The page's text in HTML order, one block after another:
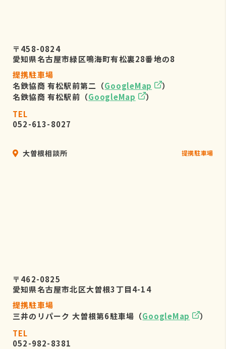
〒458-0824
愛知県名古屋市緑区鳴海町有松裏28番地の8
提携駐車場
名鉄協商 有松駅前第二（GoogleMap
）
名鉄協商 有松駅前（GoogleMap
）
TEL
052-613-8027
大曽根相談所 提携駐車場
〒462-0825
愛知県名古屋市北区大曽根3丁目4-14
提携駐車場
三井のリパーク 大曽根第6駐車場（GoogleMap
）
TEL
052-982-8381